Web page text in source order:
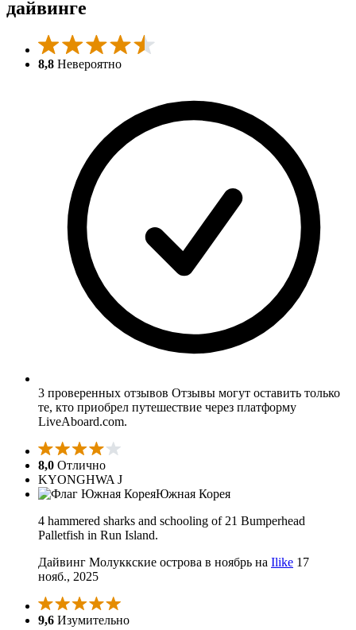
дайвинге
8,8 Невероятно
3 проверенных отзывов Отзывы могут оставить только
те, кто приобрел путешествие через платформу
LiveAboard.com.
8,0 Отлично
KYONGHWA J
Южная Корея
4 hammered sharks and schooling of 21 Bumperhead
Palletfish in Run Island.
Дайвинг Молуккские острова в ноябрь на Ilike 17
нояб., 2025
9,6 Изумительно